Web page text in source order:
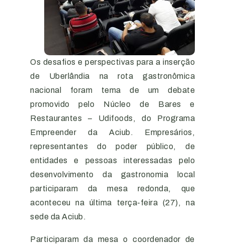
Os desafios e perspectivas para a inserção
de Uberlândia na rota gastronômica
nacional foram tema de um debate
promovido pelo Núcleo de Bares e
Restaurantes – Udifoods, do Programa
Empreender da Aciub. Empresários,
representantes do poder público, de
entidades e pessoas interessadas pelo
desenvolvimento da gastronomia local
participaram da mesa redonda, que
aconteceu na última terça-feira (27), na
sede da Aciub.
Participaram da mesa o coordenador de